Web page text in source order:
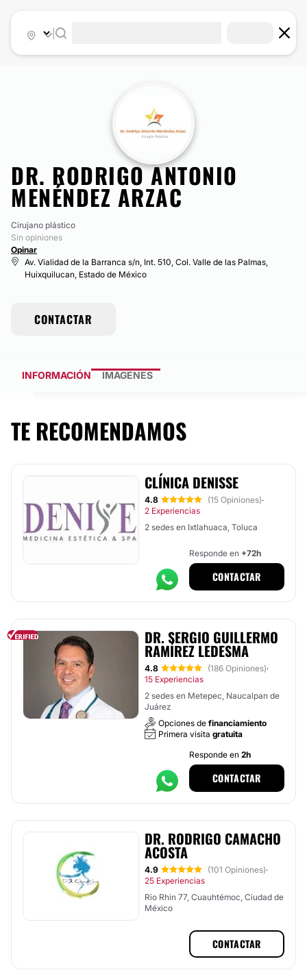
DR. RODRIGO ANTONIO
MENÉNDEZ ARZAC
Cirujano plástico
Sin opiniones
Opinar
Av. Vialidad de la Barranca s/n, Int. 510, Col. Valle de las Palmas,
Huixquilucan, Estado de México
CONTACTAR
INFORMACIÓN IMÁGENES
TE RECOMENDAMOS
CLÍNICA DENISSE
4.8 (15 Opiniones)·
2 Experiencias
2 sedes en Ixtlahuaca, Toluca
Responde en +72h
CONTACTAR
DR. SERGIO GUILLERMO
RAMÍREZ LEDESMA
4.8 (186 Opiniones)·
15 Experiencias
2 sedes en Metepec, Naucalpan de
Juárez
Opciones de financiamiento
Primera visita gratuita
Responde en 2h
CONTACTAR
DR. RODRIGO CAMACHO
ACOSTA
4.9 (101 Opiniones)·
25 Experiencias
Rio Rhin 77, Cuauhtémoc, Ciudad de
México
CONTACTAR